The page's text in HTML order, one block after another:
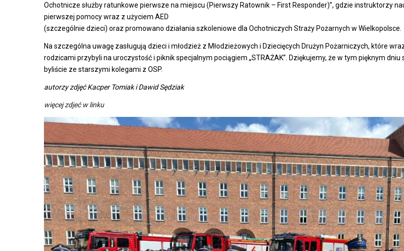
Ochotnicze służby ratunkowe pierwsze na miejscu (Pierwszy Ratownik – First Responder)”, gdzie instruktorzy
pierwszej pomocy wraz z użyciem AED
(szczególnie dzieci) oraz promowano działania szkoleniowe dla Ochotniczych Straży Pożarnych w Wielkopolsce.
Na szczególna uwagę zasługują dzieci i młodzież z Młodzieżowych i Dziecięcych Drużyn Pożarniczych, które
rodzicami przybyli na uroczystość i piknik specjalnym pociągiem „STRAŻAK”. Dziękujemy, że w tym pięknym dniu
byliście ze starszymi kolegami z OSP.
autorzy zdjęć Kacper Tomiak i Dawid Sędziak
więcej zdjeć w linku